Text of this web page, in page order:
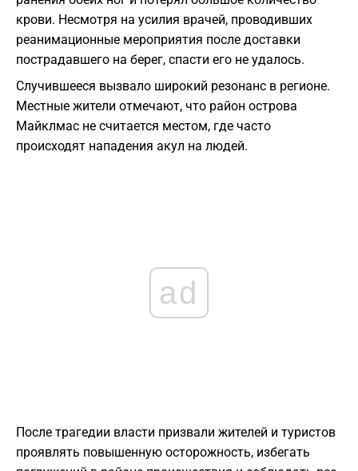
крови. Несмотря на усилия врачей, проводивших
реанимационные мероприятия после доставки
пострадавшего на берег, спасти его не удалось.
Случившееся вызвало широкий резонанс в регионе.
Местные жители отмечают, что район острова
Майклмас не считается местом, где часто
происходят нападения акул на людей.
ad
После трагедии власти призвали жителей и туристов
проявлять повышенную осторожность, избегать